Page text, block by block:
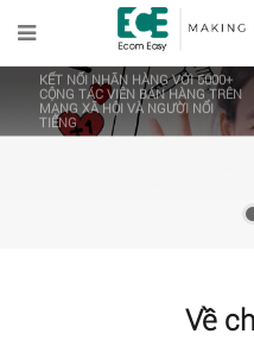
LÀM CHO KINH DOANH THƯƠNG
MẠI ĐIỆN TỬ CỦA BẠN DỄ DÀNG
HƠN
Về